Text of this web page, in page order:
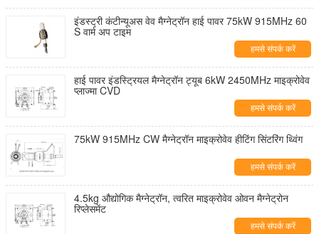
इंडस्ट्री कंटीन्यूअस वेव मैग्नेट्रॉन हाई पावर 75kW 915MHz 60
S वार्म अप टाइम
हमसे संपर्क करें
हाई पावर इंडस्ट्रियल मैग्नेट्रॉन ट्यूब 6kW 2450MHz माइक्रोवेव
प्लाज्मा CVD
हमसे संपर्क करें
75kW 915MHz CW मैग्नेट्रॉन माइक्रोवेव हीटिंग सिंटरिंग थ्विंग
हमसे संपर्क करें
4.5kg औद्योगिक मैग्नेट्रॉन, त्वरित माइक्रोवेव ओवन मैग्नेट्रोन
रिप्लेसमेंट
हमसे संपर्क करें